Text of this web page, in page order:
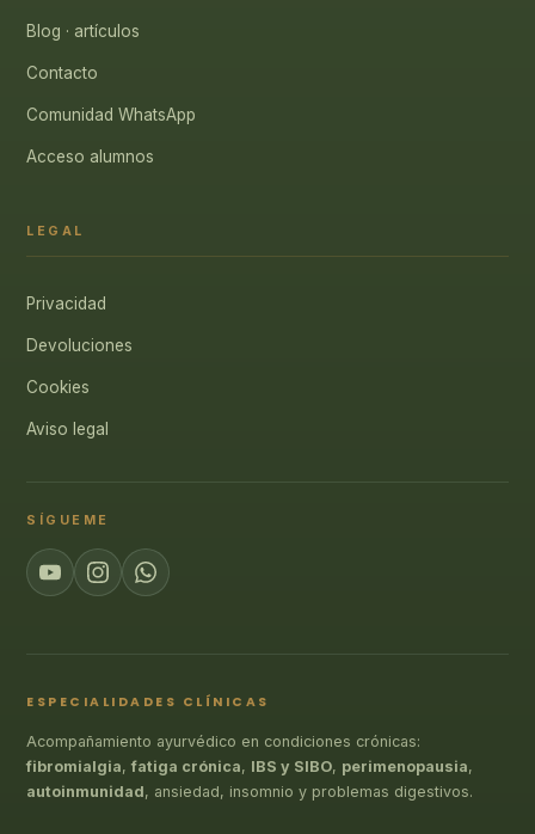
Blog · artículos
Contacto
Comunidad WhatsApp
Acceso alumnos
LEGAL
Privacidad
Devoluciones
Cookies
Aviso legal
SÍGUEME
ESPECIALIDADES CLÍNICAS
Acompañamiento ayurvédico en condiciones crónicas:
fibromialgia,fatiga crónica, IBS y SIBO, perimenopausia,
autoinmunidad, ansiedad, insomnio y problemas digestivos.